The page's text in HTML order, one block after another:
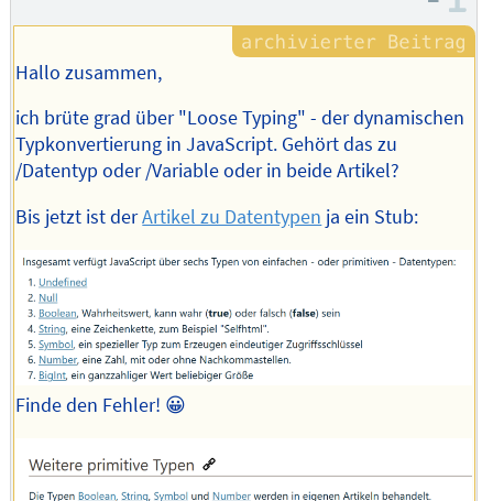
Hallo zusammen,
ich brüte grad über "Loose Typing" - der dynamischen
Typkonvertierung in JavaScript. Gehört das zu
/Datentyp oder /Variable oder in beide Artikel?
Bis jetzt ist derArtikel zu Datentypen ja ein Stub:
Finde den Fehler! 😀